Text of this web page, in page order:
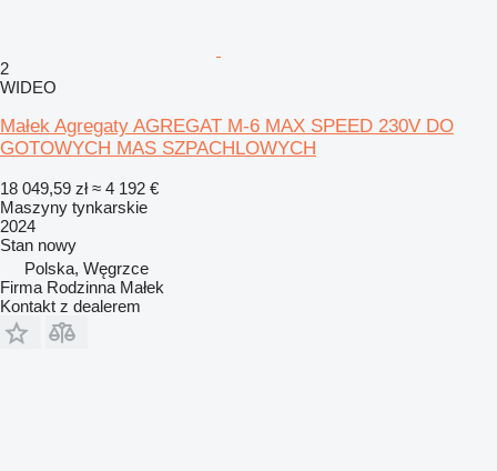
2
WIDEO
Małek Agregaty AGREGAT M-6 MAX SPEED 230V DO
GOTOWYCH MAS SZPACHLOWYCH
18 049,59 zł ≈ 4 192 €
Maszyny tynkarskie
2024
Stan nowy
Polska, Węgrzce
Firma Rodzinna Małek
Kontakt z dealerem